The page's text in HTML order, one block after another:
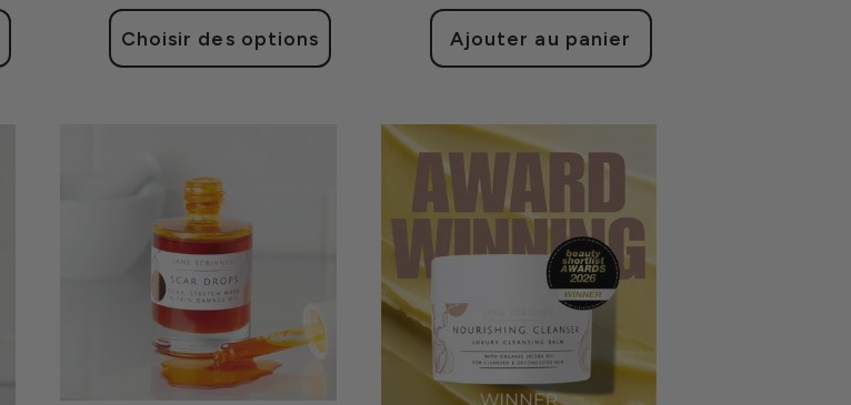
Choisir des options Ajouter au panier